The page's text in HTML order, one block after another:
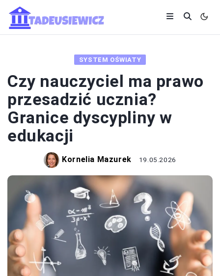
SYSTEM OŚWIATY
Czy nauczyciel ma prawo
przesadzić ucznia?
Granice dyscypliny w
edukacji
Kornelia Mazurek 19.05.2026